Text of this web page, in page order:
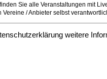
Sie alle Veranstaltungen mit
/ Anbieter selbst
weitere